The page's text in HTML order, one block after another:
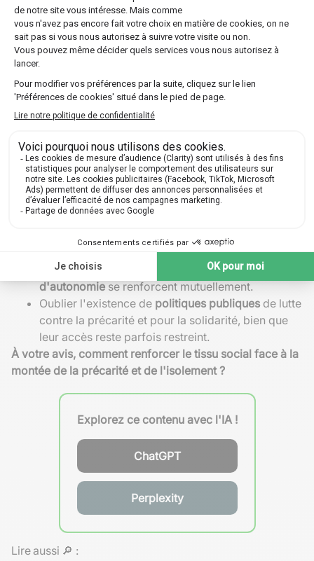
Personnes âgées
isolées
530
000
Pauvres, 2023
Taux de chômage
chez les jeunes
Fondation de
Erreurs fréquentes :
Réduire la question à la seule pauvreté sans
prendre en compte l'isolement relationnel ou
familial.
Confondre
absence temporaire de contact
exclusion sociale profonde
Sous-estimer l'effet cumulatif :chômage,
instabilité chronique
etperte
d'autonomie se renforcent mutuellement.
Oublier l'existence de politiques publiques de lutte
contre la précarité et pour la solidarité, bien que
leur accès reste parfois restreint.
À votre avis, comment renforcer le tissu social face à la
montée de la précarité et de l'isolement ?
Explorez ce contenu avec l'IA !
ChatGPT
Perplexity
Lire aussi 🔎 :